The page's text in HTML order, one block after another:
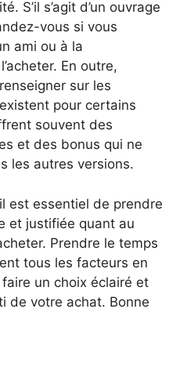
S’il s’agit d’un ouvrage
vous si vous
ami ou à la
En outre,
sur les
pour certains
souvent des
et des bonus qui ne
les autres versions.
est essentiel de prendre
et justifiée quant au
Prendre le temps
tous les facteurs en
un choix éclairé et
de votre achat. Bonne